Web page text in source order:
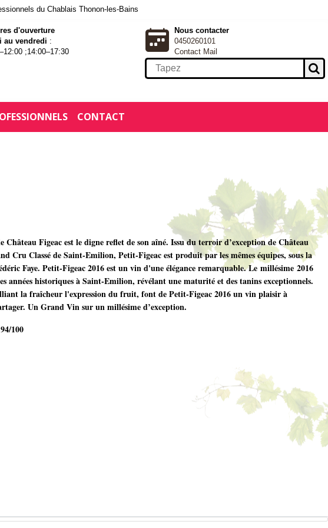
du Chablais Thonon-les-Bains
d'ouverture
au vendredi :
;14:00–17:30
Nous contacter
0450260101
Contact Mail
CONTACT
Château Figeac est le digne reflet de son aîné. Issu du terroir d’exception de Château
Cru Classé de Saint-Emilion, Petit-Figeac est produit par les mêmes équipes, sous la
Faye. Petit-Figeac 2016 est un vin d'une élégance remarquable. Le millésime 2016
années historiques à Saint-Emilion, révélant une maturité et des tanins exceptionnels.
la fraîcheur l'expression du fruit, font de Petit-Figeac 2016 un vin plaisir à
Un Grand Vin sur un millésime d’exception.
100